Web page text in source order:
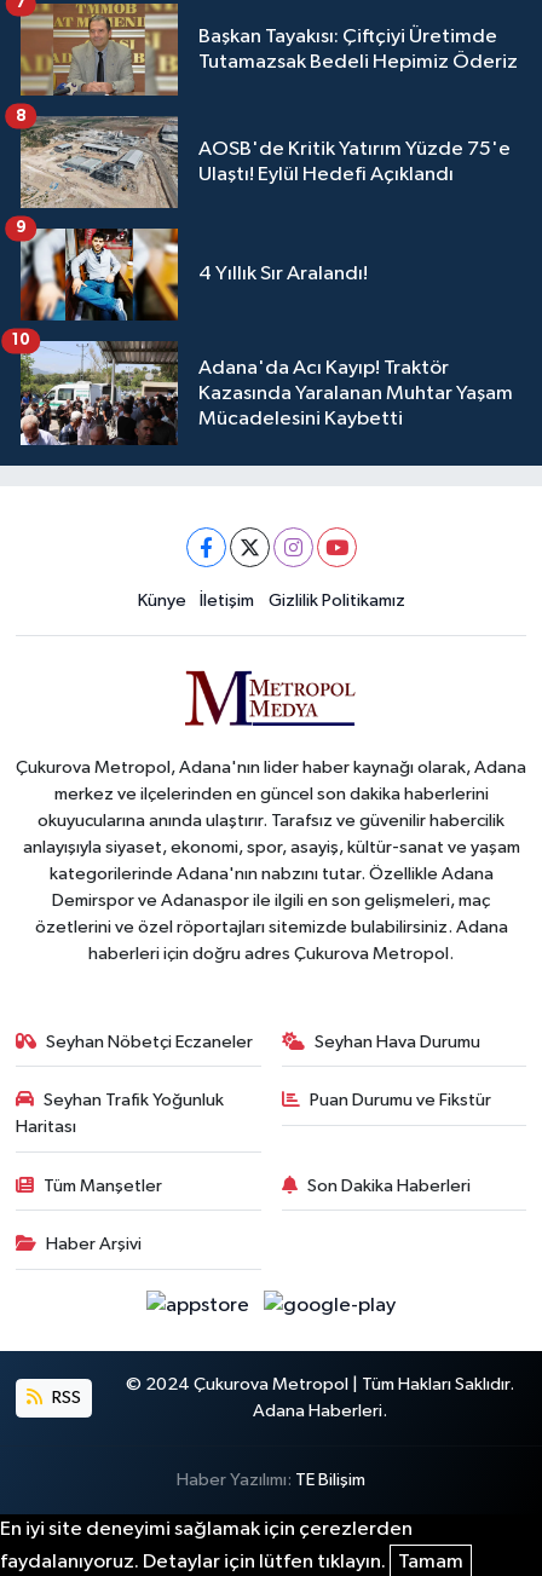
Başkan Tayakısı: Çiftçiyi Üretimde
Tutamazsak Bedeli Hepimiz Öderiz
AOSB'de Kritik Yatırım Yüzde 75'e
Ulaştı! Eylül Hedefi Açıklandı
8
4 Yıllık Sır Aralandı!
9
Adana'da Acı Kayıp! Traktör
Kazasında Yaralanan Muhtar Yaşam
Mücadelesini Kaybetti
10
Künye İletişim Gizlilik Politikamız
Çukurova Metropol, Adana'nın lider haber kaynağı olarak, Adana
merkez ve ilçelerinden en güncel son dakika haberlerini
okuyucularına anında ulaştırır. Tarafsız ve güvenilir habercilik
anlayışıyla siyaset, ekonomi, spor, asayiş, kültür-sanat ve yaşam
kategorilerinde Adana'nın nabzını tutar. Özellikle Adana
Demirspor ve Adanaspor ile ilgili en son gelişmeleri, maç
özetlerini ve özel röportajları sitemizde bulabilirsiniz. Adana
haberleri için doğru adres Çukurova Metropol.
Seyhan Nöbetçi Eczaneler Seyhan Hava Durumu
Seyhan Trafik Yoğunluk
Haritası
Puan Durumu ve Fikstür
Tüm Manşetler Son Dakika Haberleri
Haber Arşivi
RSS
© 2024 Çukurova Metropol | Tüm Hakları Saklıdır.
Adana Haberleri.
Haber Yazılımı: TE Bilişim
En iyi site deneyimi sağlamak için çerezlerden
faydalanıyoruz. Detaylar için lütfen tıklayın.
Tamam